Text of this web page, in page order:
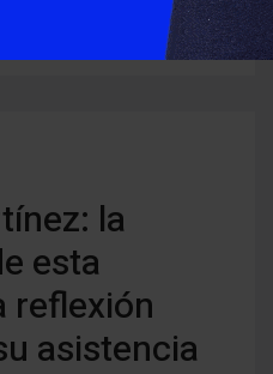
la
esta
reflexión
asistencia